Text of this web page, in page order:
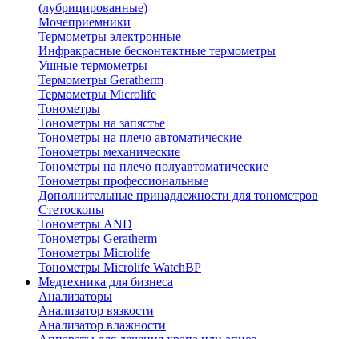
(лубрицированные)
Мочеприемники
Термометры электронные
Инфракрасные бесконтактные термометры
Ушные термометры
Термометры Geratherm
Термометры Microlife
Тонометры
Тонометры на запястье
Тонометры на плечо автоматические
Тонометры механические
Тонометры на плечо полуавтоматические
Тонометры профессиональные
Дополнительные принадлежности для тонометров
Стетоскопы
Тонометры AND
Тонометры Geratherm
Тонометры Microlife
Тонометры Microlife WatchBP
Медтехника для бизнеса
Анализаторы
Анализатор вязкости
Анализатор влажности